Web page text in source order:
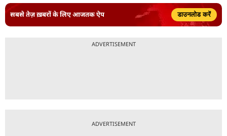
सबसे तेज़ ख़बरों के लिए आजतक ऐप डाउनलोड करें
ADVERTISEMENT
ADVERTISEMENT